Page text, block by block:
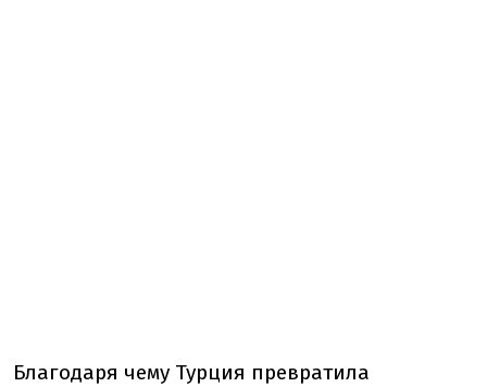
Благодаря чему Турция превратила